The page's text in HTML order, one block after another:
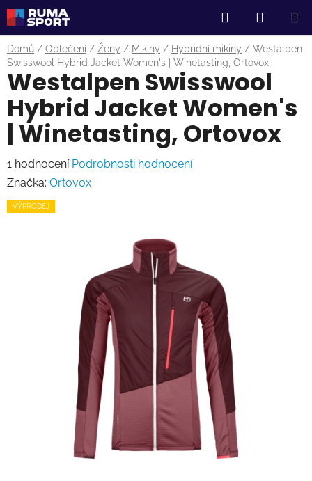
Přejít
na
obsah
Hledat
KOŠÍK
Domů / Oblečení / Ženy / Mikiny / Hybridní mikiny / Westalpen
Swisswool Hybrid Jacket Women's | Winetasting, Ortovox
Westalpen Swisswool
Hybrid Jacket Women's
| Winetasting, Ortovox
Průměrné
hodnocení
produktu
1 hodnocení Podrobnosti hodnocení
Značka: Ortovox
VÝPRODEJ